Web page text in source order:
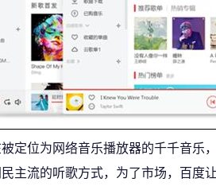
定位为网络音乐播放器的千千音乐
主流的听歌方式，为了市场，百度